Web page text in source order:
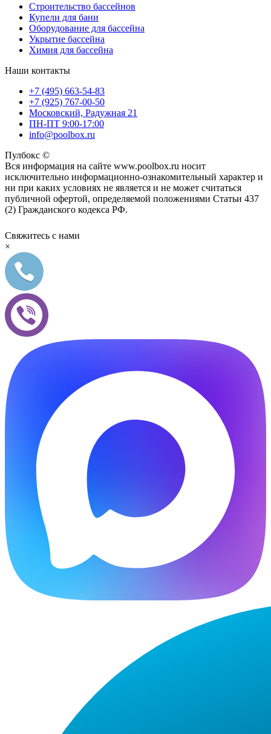
Строительство бассейнов
Купели для бани
Оборудование для бассейна
Укрытие бассейна
Химия для бассейна
Наши контакты
+7 (495) 663-54-83
+7 (925) 767-00-50
Московский, Радужная 21
ПН-ПТ 9:00-17:00
info@poolbox.ru
Пулбокс ©
Вся информация на сайте www.poolbox.ru носит
исключительно информационно-ознакомительный характер и
ни при каких условиях не является и не может считаться
публичной офертой, определяемой положениями Статьи 437
(2) Гражданского кодекса РФ.
Свяжитесь с нами
×